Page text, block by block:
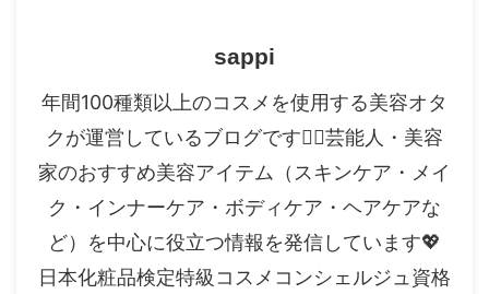
sappi
年間100種類以上のコスメを使用する美容オタ
クが運営しているブログです✍🏻芸能人・美容
家のおすすめ美容アイテム（スキンケア・メイ
ク・インナーケア・ボディケア・ヘアケアな
ど）を中心に役立つ情報を発信しています💖
日本化粧品検定特級コスメコンシェルジュ資格